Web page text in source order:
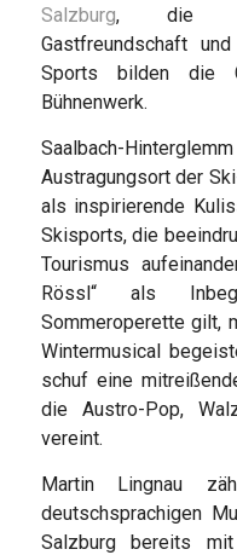
Salzburg, die
Gastfreundschaft
Sports bilden die
Bühnenwerk.
Saalbach-
Austragungsort der
als inspirierende
Skisports, die
Tourismus
Rössl“ als
Sommeroperette gilt,
Wintermusical
schuf eine
die Austro-Pop,
vereint.
Martin Lingnau
deutschsprachigen
Salzburg bereits mit